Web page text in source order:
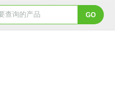
dn200湖泉电动截止阀 一